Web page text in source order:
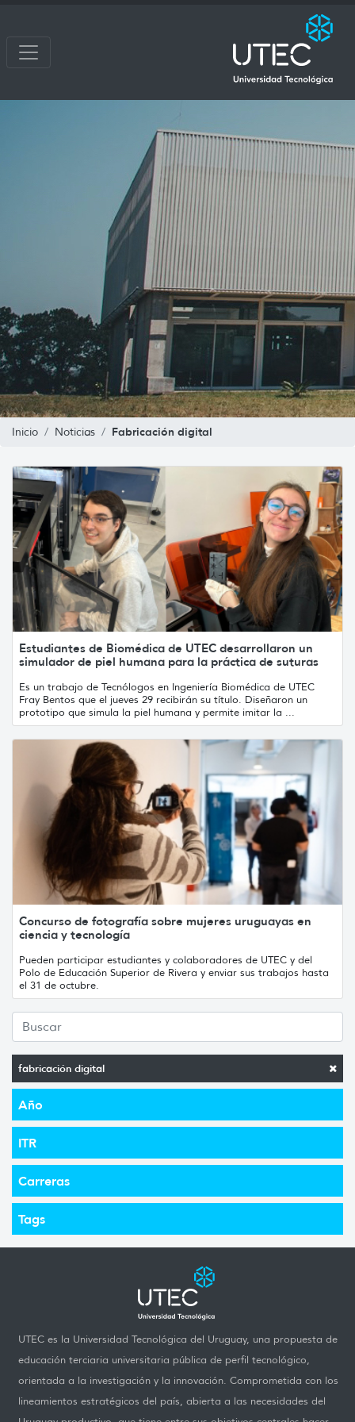
Inicio Noticias Fabricación digital
fabricación digital
Año
ITR
Carreras
Tags
Estudiantes de Biomédica de UTEC desarrollaron un
simulador de piel humana para la práctica de suturas
Es un trabajo de Tecnólogos en Ingeniería Biomédica de UTEC
Fray Bentos que el jueves 29 recibirán su título. Diseñaron un
prototipo que simula la piel humana y permite imitar la ...
Concurso de fotografía sobre mujeres uruguayas en
ciencia y tecnología
Pueden participar estudiantes y colaboradores de UTEC y del
Polo de Educación Superior de Rivera y enviar sus trabajos hasta
el 31 de octubre.
UTEC es la Universidad Tecnológica del Uruguay, una propuesta de
educación terciaria universitaria pública de perfil tecnológico,
orientada a la investigación y la innovación. Comprometida con los
lineamientos estratégicos del país, abierta a las necesidades del